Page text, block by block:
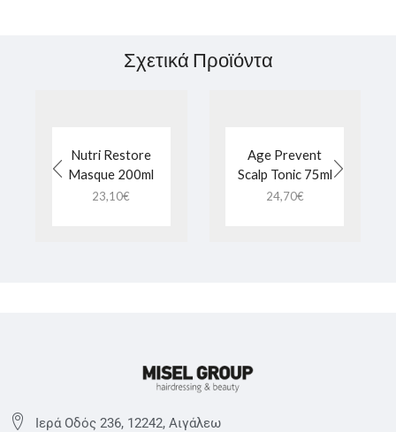
Σχετικά Προϊόντα
Nutri Restore
Masque 200ml
23,10€
Age Prevent
Scalp Tonic 75ml
24,70€
Ιερά Οδός 236, 12242, Αιγάλεω